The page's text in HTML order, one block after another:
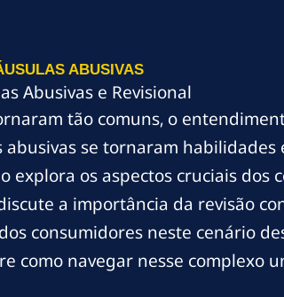
ABUSIVAS
Abusivas e Revisional
tão comuns, o
se tornaram habilidades
os aspectos cruciais dos
a importância da revisão
consumidores neste cenário
como navegar nesse complexo